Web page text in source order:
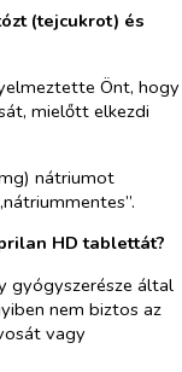
(tejcukrot) és
Önt, hogy
mielőtt elkezdi
nátriumot
HD tablettát?
gyógyszerésze által
nem biztos az
vagy